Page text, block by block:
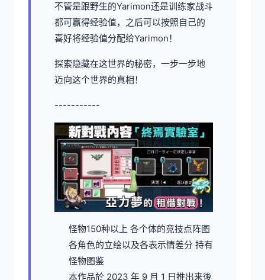
不管是跟野生的Yarimon还是训练家战斗
都可赢得经验值，之后可以按照自己的
喜好将经验值分配给Yarimon！
探索隐藏在这世界的秘密，一步一步地
迈向这个世界的真相！
-----------
怪物150种以上 各个体的竞技点阵图
各角色的立绘以及各表示情差分 持有
怪物图鉴
本作品於 2023 年 9 月 1 日推出来後